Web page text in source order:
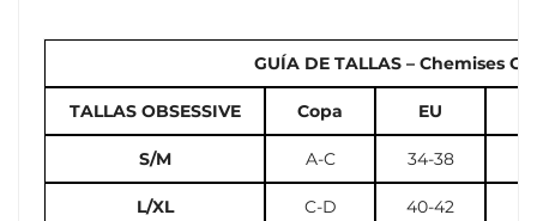
GUÍA DE TALLAS – Chemises
TALLAS OBSESSIVE Copa EU
S/M A-C 34-38
L/XL C-D 40-42